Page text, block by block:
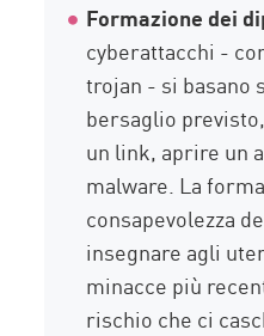
Formazione dei
cyberattacchi -
trojan - si basano
bersaglio
un link, aprire un
malware. La
consapevolezza
insegnare agli
minacce più
rischio che ci